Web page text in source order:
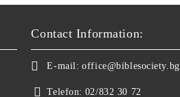
Contact Information:
E-mail: office@biblesociety.bg
Telefon: 02/832 30 72